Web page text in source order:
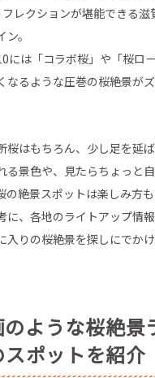
レクションが堪能できる滋
。
には「コラボ桜」や「桜ロ
なるような圧巻の桜絶景が
桜はもちろん、少し足を延
る景色や、見たらちょっと
の絶景スポットは楽しみ方
に、各地のライトアップ情
入りの桜絶景を探しにでか
ような桜絶景
スポットを紹介